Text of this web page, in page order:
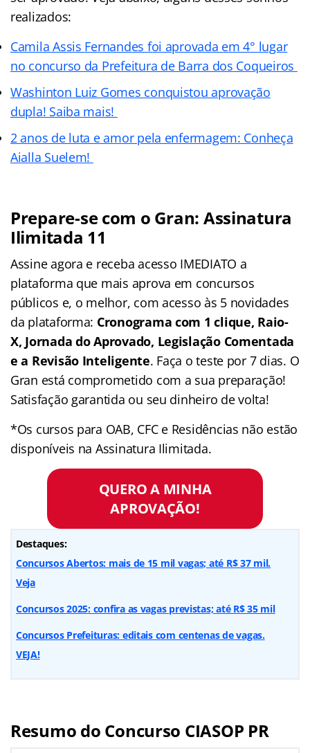
realizados:
Camila Assis Fernandes foi aprovada em 4° lugar
no concurso da Prefeitura de Barra dos Coqueiros
Washinton Luiz Gomes conquistou aprovação
dupla! Saiba mais!
2 anos de luta e amor pela enfermagem: Conheça
Aialla Suelem!
Prepare-se com o Gran: Assinatura
Ilimitada 11
Assine agora e receba acesso IMEDIATO a
plataforma que mais aprova em concursos
públicos e, o melhor, com acesso às 5 novidades
da plataforma: Cronograma com 1 clique, Raio-
X, Jornada do Aprovado, Legislação Comentada
e a Revisão Inteligente. Faça o teste por 7 dias. O
Gran está comprometido com a sua preparação!
Satisfação garantida ou seu dinheiro de volta!
*Os cursos para OAB, CFC e Residências não estão
disponíveis na Assinatura Ilimitada.
QUERO A MINHA
APROVAÇÃO!
Destaques:
Concursos Abertos: mais de 15 mil vagas; até R$ 37 mil.
Veja
Concursos 2025: confira as vagas previstas; até R$ 35 mil
Concursos Prefeituras: editais com centenas de vagas.
VEJA!
Resumo do Concurso CIASOP PR